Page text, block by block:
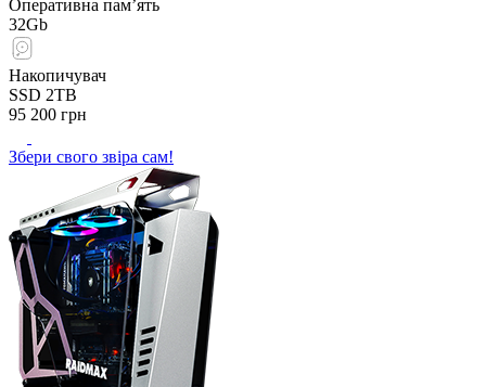
Оперативна пам’ять
32Gb
Накопичувач
SSD 2TB
95 200 грн
Збери свого звіра сам!